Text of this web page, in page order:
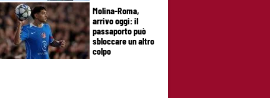
Molina-Roma,
arrivo oggi: il
passaporto può
sbloccare un altro
colpo